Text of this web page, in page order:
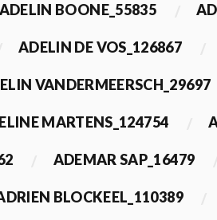
ADELIN BOONE_55835
ADELIN DE VOS_126867
VANDERMEERSCH_29697
MARTENS_124754
ADEMAR SAP_16479
BLOCKEEL_110389